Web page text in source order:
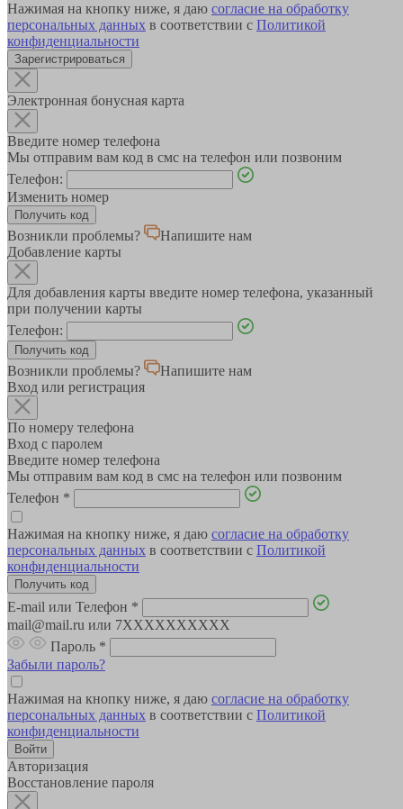
Нажимая на кнопку ниже, я даю согласие на обработку
персональных данных в соответствии с Политикой
конфиденциальности
Зарегистрироваться
Электронная бонусная карта
Введите номер телефона
Мы отправим вам код в смс на телефон или позвоним
Телефон:
Изменить номер
Возникли проблемы?
Напишите нам
Добавление карты
Для добавления карты введите номер телефона, указанный
при получении карты
Телефон:
Возникли проблемы?
Напишите нам
Вход или регистрация
По номеру телефона
Вход с паролем
Введите номер телефона
Мы отправим вам код в смс на телефон или позвоним
Телефон *
Нажимая на кнопку ниже, я даю согласие на обработку
персональных данных в соответствии с Политикой
конфиденциальности
E-mail или Телефон *
mail@mail.ru или 7XXXXXXXXXX
Пароль *
Забыли пароль?
Нажимая на кнопку ниже, я даю согласие на обработку
персональных данных в соответствии с Политикой
конфиденциальности
Авторизация
Восстановление пароля